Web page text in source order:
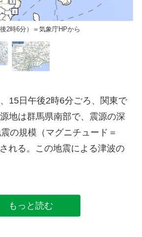
2時6分）＝気象庁HPから
15日午後2時6分ごろ、関東で
地は群馬県南部で、震源の深
の規模（マグニチュード＝
れる。この地震による津波の
もっと読む